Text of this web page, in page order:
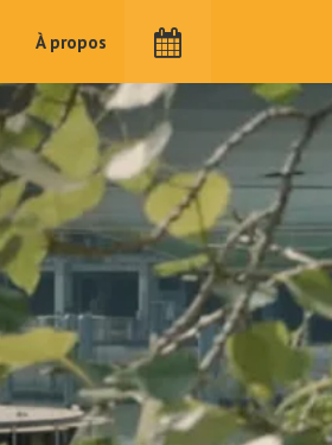
À propos